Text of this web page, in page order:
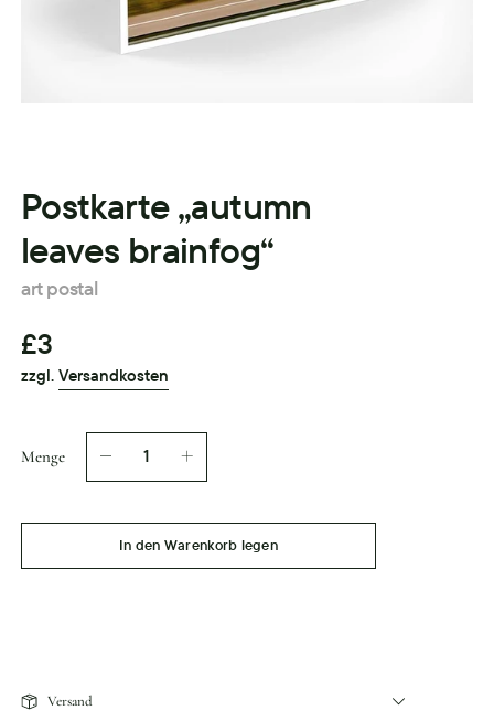
Postkarte „autumn
leaves brainfog“
art postal
£3
zzgl.Versandkosten
Menge
In den Warenkorb legen
Versand